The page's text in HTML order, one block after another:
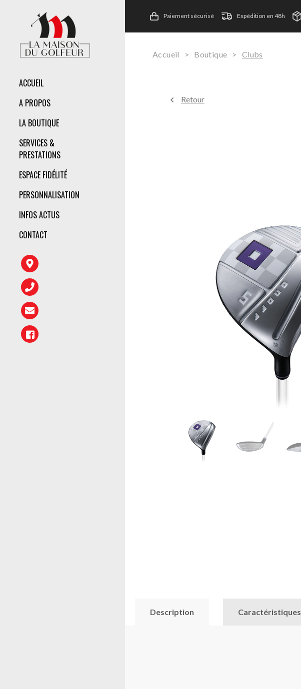
ACCUEIL
A PROPOS
LA BOUTIQUE
SERVICES &
PRESTATIONS
ESPACE FIDÉLITÉ
PERSONNALISATION
INFOS ACTUS
CONTACT
Paiement sécurisé Expédition en 48h
Accueil > Boutique > Clubs
Retour
Description Caractéristiques